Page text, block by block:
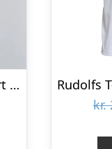
Official Cookie Taster T-shirt – dame / kvinder
kr.